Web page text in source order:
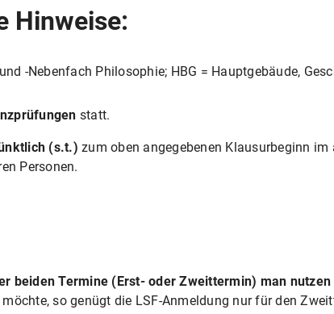
Hinweise:
-Nebenfach Philosophie; HBG = Hauptgebäude,
statt.
(s.t.) zum oben angegebenen Klausurbeginn im
Personen.
beiden Termine (Erst- oder Zweittermin) man
so genügt die LSF-Anmeldung nur für den